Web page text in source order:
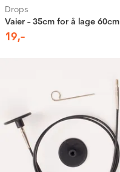
Drops
Vaier - 35cm for å lage 60cm
19,-